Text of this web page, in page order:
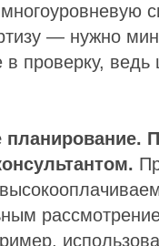
— нужно
в проверку,
планирование.